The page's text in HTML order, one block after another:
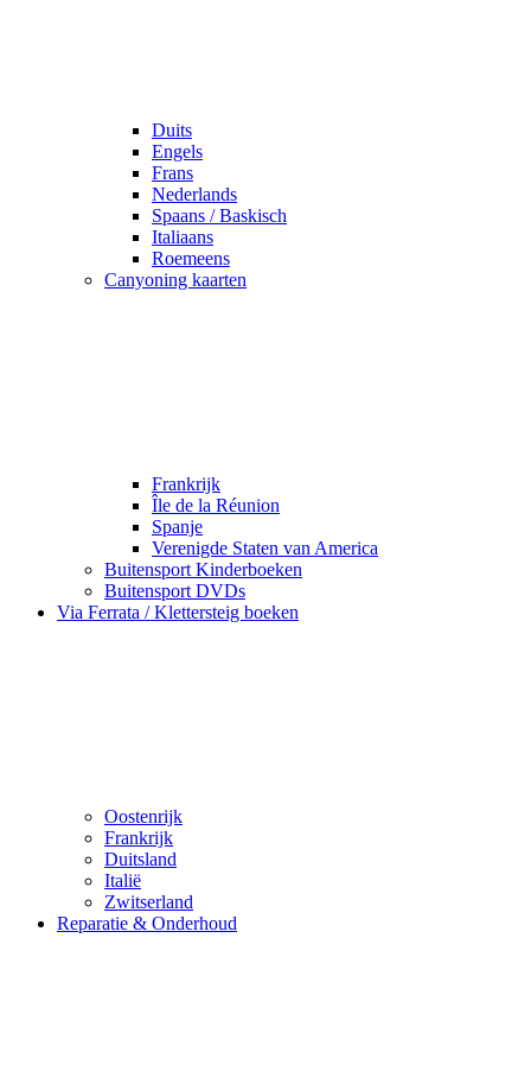
Duits
Engels
Frans
Nederlands
Spaans / Baskisch
Italiaans
Roemeens
Canyoning kaarten
Frankrijk
Île de la Réunion
Spanje
Verenigde Staten van America
Buitensport Kinderboeken
Buitensport DVDs
Via Ferrata / Klettersteig boeken
Oostenrijk
Frankrijk
Duitsland
Italië
Zwitserland
Reparatie & Onderhoud